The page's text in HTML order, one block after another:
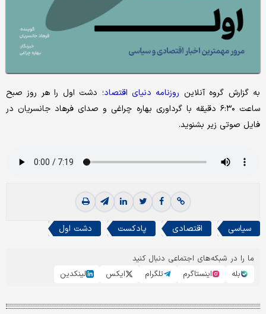
به گزارش گروه آنلاین روزنامه دنیای اقتصاد؛ دشت اول را هر روز صبح
ساعت ۶:۳۰ دقیقه با گرداوری بهاره چراغی و صدای فرهاد جانسریان در
فایل صوتی زیر بشنوید.
سیاسی اقتصادی پادکست دشت اول
ما را در شبکه‌های اجتماعی دنبال کنید
بله
اینستاگرم تلگرام ایکس لینکدین